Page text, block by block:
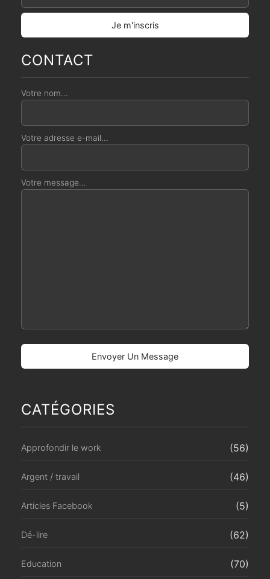
CONTACT
Votre nom...
Votre adresse e-mail...
Votre message...
CATÉGORIES
Approfondir le work (56)
Argent / travail (46)
Articles Facebook (5)
Dé-lire (62)
Education (70)